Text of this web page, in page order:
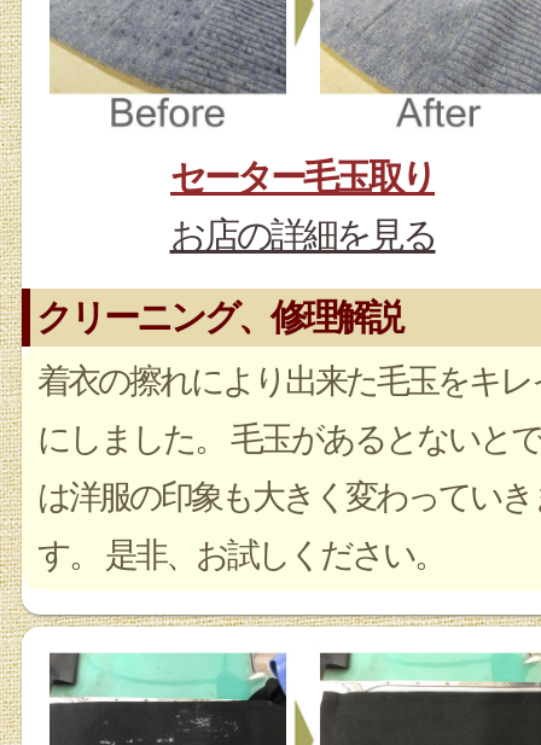
セーター毛玉取り
お店の詳細を見る
クリーニング、修理解説
着衣の擦れにより出来た毛玉をキレ
にしました。 毛玉があるとないとで
は洋服の印象も大きく変わっていき
す。 是非、お試しください。